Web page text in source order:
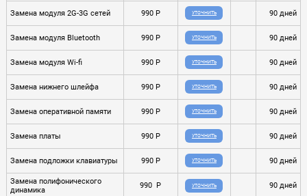
Замена модуля 2G-3G сетей 990 P УТОЧНИТЬ 90 дней
Замена модуля Bluetooth 990 P УТОЧНИТЬ 90 дней
Замена модуля Wi-fi 990 P УТОЧНИТЬ 90 дней
Замена нижнего шлейфа 990 P УТОЧНИТЬ 90 дней
Замена оперативной памяти 990 P УТОЧНИТЬ 90 дней
Замена платы 990 P УТОЧНИТЬ 90 дней
Замена подложки клавиатуры 990 P УТОЧНИТЬ 90 дней
Замена полифонического
динамика
990 P УТОЧНИТЬ 90 дней